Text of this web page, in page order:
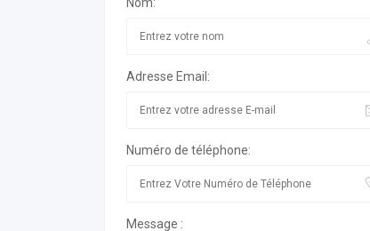
Adresse Email:
Numéro de téléphone:
Message :